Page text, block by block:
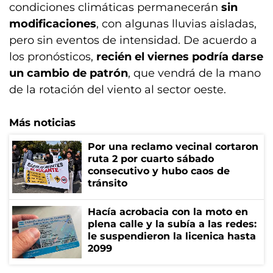
condiciones climáticas permanecerán sin
modificaciones, con algunas lluvias aisladas,
pero sin eventos de intensidad. De acuerdo a
los pronósticos, recién el viernes podría darse
un cambio de patrón, que vendrá de la mano
de la rotación del viento al sector oeste.
Más noticias
Por una reclamo vecinal cortaron
ruta 2 por cuarto sábado
consecutivo y hubo caos de
tránsito
Hacía acrobacia con la moto en
plena calle y la subía a las redes:
le suspendieron la licenica hasta
2099